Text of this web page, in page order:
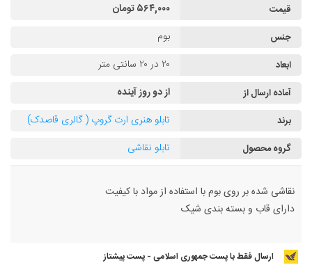
قیمت ۵۶۴,۰۰۰ تومان
جنس بوم
ابعاد ۲۰ در ۲۰ سانتی متر
آماده ارسال از از دو روز آینده
برند تابلو هنری ارت گروپ ( گالری قاصدک)
گروه محصول تابلو نقاشی
نقاشی شده بر روی بوم با استفاده از مواد با کیفیت
دارای قاب و بسته بندی شیک
ارسال فقط با پست جمهوری اسلامی - پست پیشتاز